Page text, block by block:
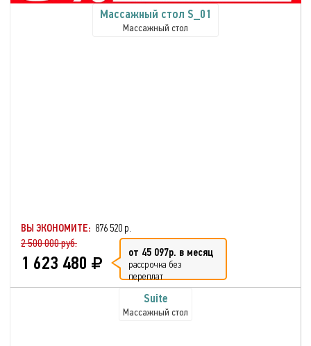
Массажный стол S_01
Массажный стол
ВЫ ЭКОНОМИТЕ: 876 520 р.
2 500 000 руб.
1 623 480 от 45 097р. в месяц
рассрочка без
переплат
Suite
Массажный стол